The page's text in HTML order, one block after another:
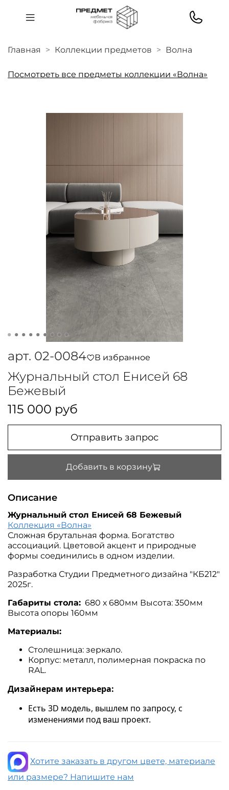
Главная Коллекции предметов Волна
Посмотреть все предметы коллекции «Волна»
арт. 02-0084 В избранное
Журнальный стол Енисей 68
Бежевый
115 000 руб
Отправить запрос
Добавить в корзину
Описание
Журнальный стол Енисей 68 Бежевый
Коллекция «Волна»
Сложная брутальная форма. Богатство
ассоциаций. Цветовой акцент и природные
формы соединились в одном изделии.
Разработка Студии Предметного дизайна "КБ212"
2025г.
Габариты стола: 680 х 680мм Высота: 350мм
Высота опоры 160мм
Материалы:
Столешница: зеркало.
Корпус: металл, полимерная покраска по
RAL.
Дизайнерам интерьера:
Есть 3D модель, вышлем по запросу, с
изменениями под ваш проект.
Хотите заказать в другом цвете, материале
или размере? Напишите нам